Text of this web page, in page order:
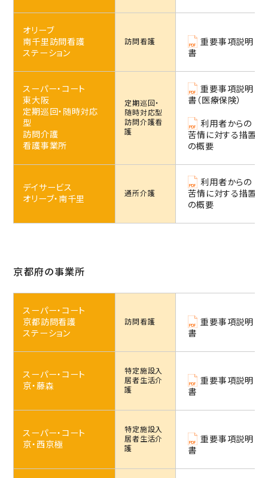
オリーブ
南千里訪問看護
ステーション
訪問看護
重要事項説明
書
スーパー・コート
東大阪
定期巡回・随時対応
型
訪問介護
看護事業所
定期巡回・
随時対応型
訪問介護看
護
重要事項説明
書（医療保険）
利用者からの
苦情に対する措置
の概要
デイサービス
オリーブ・南千里
通所介護
利用者からの
苦情に対する措置
の概要
京都府の事業所
スーパー・コート
京都訪問看護
ステーション
訪問看護
重要事項説明
書
スーパー・コート
京・藤森
特定施設入
居者生活介
護
重要事項説明
書
スーパー・コート
京・西京極
特定施設入
居者生活介
護
重要事項説明
書